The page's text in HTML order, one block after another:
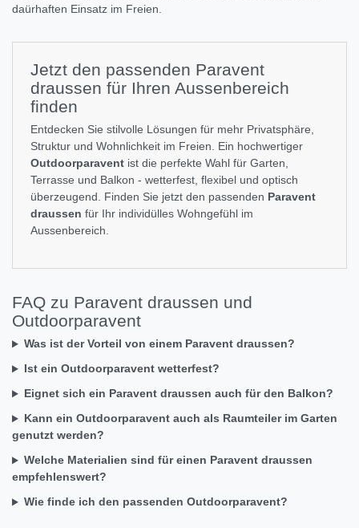
daürhaften Einsatz im Freien.
Jetzt den passenden Paravent
draussen für Ihren Aussenbereich
finden
Entdecken Sie stilvolle Lösungen für mehr Privatsphäre,
Struktur und Wohnlichkeit im Freien. Ein hochwertiger
Outdoorparavent ist die perfekte Wahl für Garten,
Terrasse und Balkon - wetterfest, flexibel und optisch
überzeugend. Finden Sie jetzt den passenden Paravent
draussen für Ihr individülles Wohngefühl im
Aussenbereich.
FAQ zu Paravent draussen und
Outdoorparavent
Was ist der Vorteil von einem Paravent draussen?
Ist ein Outdoorparavent wetterfest?
Eignet sich ein Paravent draussen auch für den Balkon?
Kann ein Outdoorparavent auch als Raumteiler im Garten
genutzt werden?
Welche Materialien sind für einen Paravent draussen
empfehlenswert?
Wie finde ich den passenden Outdoorparavent?